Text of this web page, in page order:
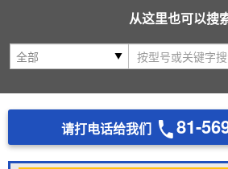
从这里也可以搜
请打电话给我们 81-